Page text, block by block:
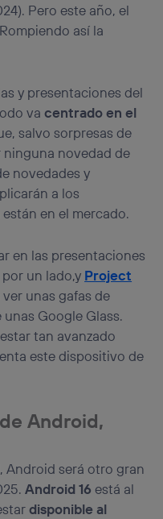
Pero este año, el
así la
y presentaciones del
vacentrado en el
salvo sorpresas de
ninguna novedad de
novedades y
a los
en el mercado.
en las presentaciones
por un lado,y Project
unas gafas de
Google Glass.
tan avanzado
este dispositivo de
Android,
Android será otro gran
Android 16 está al
disponible al